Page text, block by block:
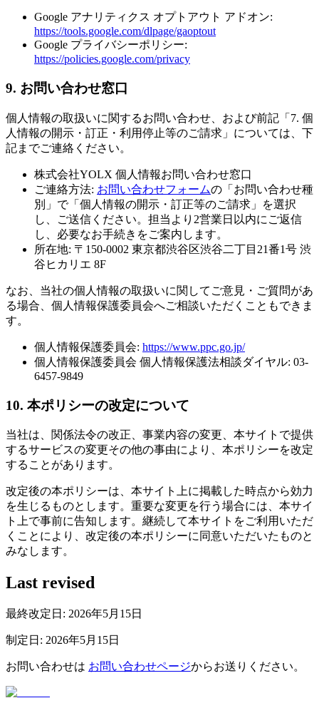
Google アナリティクス オプトアウト アドオン:
https://tools.google.com/dlpage/gaoptout
Google プライバシーポリシー:
https://policies.google.com/privacy
9. お問い合わせ窓口
個人情報の取扱いに関するお問い合わせ、および前記「7. 個
人情報の開示・訂正・利用停止等のご請求」については、下
記までご連絡ください。
株式会社YOLX 個人情報お問い合わせ窓口
ご連絡方法: お問い合わせフォームの「お問い合わせ種
別」で「個人情報の開示・訂正等のご請求」を選択
し、ご送信ください。担当より2営業日以内にご返信
し、必要なお手続きをご案内します。
所在地: 〒150-0002 東京都渋谷区渋谷二丁目21番1号 渋
谷ヒカリエ 8F
なお、当社の個人情報の取扱いに関してご意見・ご質問があ
る場合、個人情報保護委員会へご相談いただくこともできま
す。
個人情報保護委員会: https://www.ppc.go.jp/
個人情報保護委員会 個人情報保護法相談ダイヤル: 03-
6457-9849
10. 本ポリシーの改定について
当社は、関係法令の改正、事業内容の変更、本サイトで提供
するサービスの変更その他の事由により、本ポリシーを改定
することがあります。
改定後の本ポリシーは、本サイト上に掲載した時点から効力
を生じるものとします。重要な変更を行う場合には、本サイ
ト上で事前に告知します。継続して本サイトをご利用いただ
くことにより、改定後の本ポリシーに同意いただいたものと
みなします。
Last revised
最終改定日: 2026年5月15日
制定日: 2026年5月15日
お問い合わせは お問い合わせページからお送りください。